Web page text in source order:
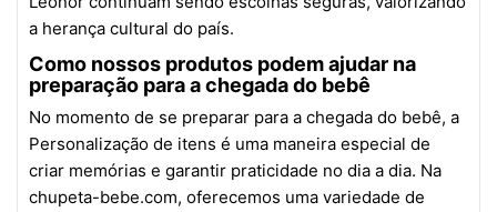
a herança cultural do país.
Como nossos produtos podem ajudar na
preparação para a chegada do bebê
No momento de se preparar para a chegada do bebê, a
Personalização de itens é uma maneira especial de
criar memórias e garantir praticidade no dia a dia. Na
chupeta-bebe.com, oferecemos uma variedade de